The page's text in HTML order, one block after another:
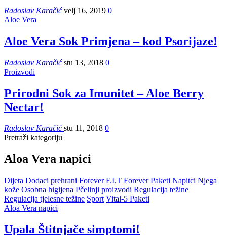
Radoslav Karačićvelj 16, 2019 0
Aloe Vera
Aloe Vera Sok Primjena – kod Psorijaze!
Radoslav Karačićstu 13, 2018 0
Proizvodi
Prirodni Sok za Imunitet – Aloe Berry
Nectar!
Radoslav Karačićstu 11, 2018 0
Pretraži kategoriju
Aloa Vera napici
Dijeta Dodaci prehrani Forever F.I.T Forever Paketi Napitci Njega
kože Osobna higijena Pčelinji proizvodi Regulacija težine
Regulacija tjelesne težine Sport Vital-5 Paketi
Aloa Vera napici
Upala Štitnjače simptomi!